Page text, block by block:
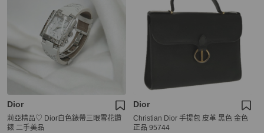
Dior
莉亞精品♡ Dior白色錶帶三眼雪花鑽
錶 二手美品
Dior
Christian Dior 手提包 皮革 黑色 金色
正品 95744